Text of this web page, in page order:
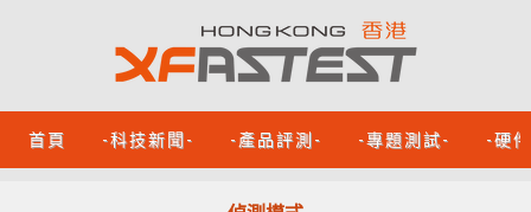
首頁 -科技新聞- -產品評測- -專題測試- -硬